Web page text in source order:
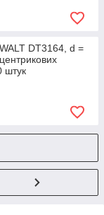
DT3164, d =
штук